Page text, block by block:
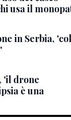
usa il
in Serbia,
'il drone
è una